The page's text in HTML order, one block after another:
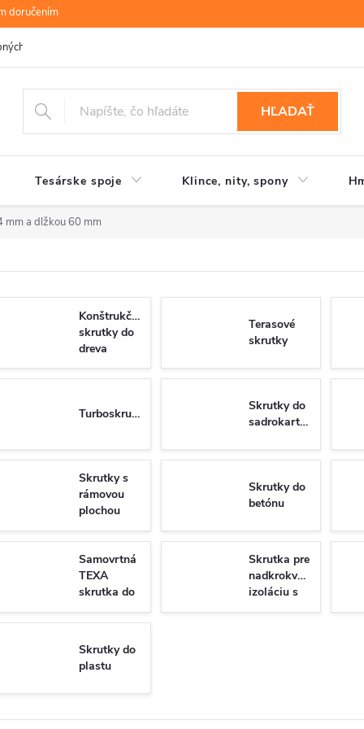
doručením
údajov
HĽADAŤ
Tesárske spoje Klince, nity, spony
mm a dlžkou 60 mm
Konštrukčné
skrutky do
dreva
Terasové
skrutky
Turboskrutky
Skrutky do
sadrokartónu
Skrutky s
rámovou
plochou
hlavou do
dreva
Skrutky do
betónu
Samovrtná
TEXA
skrutka do
plechu so
6-hrannou
7504K/N
Skrutka pre
nadkrokvovu
izoláciu s
tanierovou
Skrutky do
plastu